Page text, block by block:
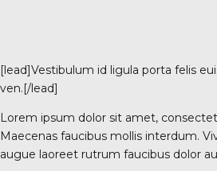
Vanves
[lead]Vestibulum id ligula porta felis
ven.[/lead]
Lorem ipsum dolor sit amet,
Maecenas faucibus mollis interdum.
augue laoreet rutrum faucibus dolor